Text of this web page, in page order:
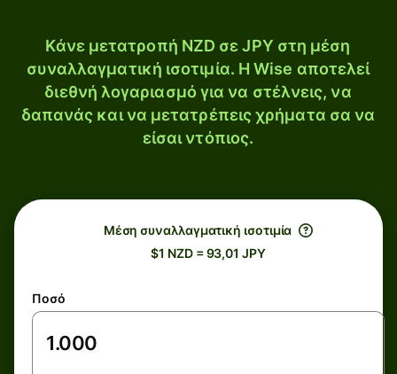
Κάνε μετατροπή NZD σε JPY στη μέση
συναλλαγματική ισοτιμία. Η Wise αποτελεί
διεθνή λογαριασμό για να στέλνεις, να
δαπανάς και να μετατρέπεις χρήματα σα να
είσαι ντόπιος.
Μέση συναλλαγματική ισοτιμία
$1 NZD = 93,01 JPY
Ποσό